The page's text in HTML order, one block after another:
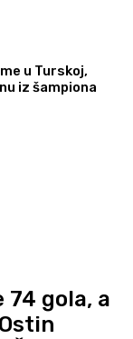
u Turskoj,
iz šampiona